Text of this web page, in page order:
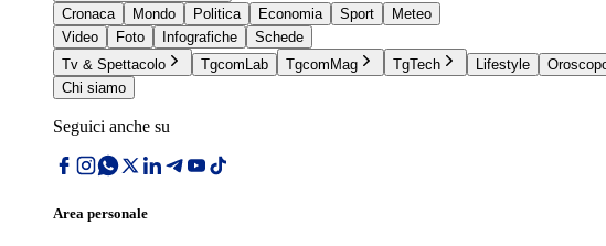
Cronaca
Mondo Politica Economia Sport
Meteo
Video
Foto Infografiche
Schede
Tv & Spettacolo
TgcomLab TgcomMag TgTech Lifestyle
Chi siamo
Seguici anche su
Area personale